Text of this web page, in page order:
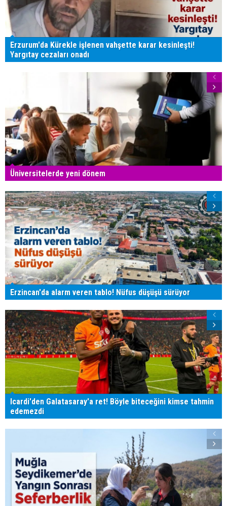
Erzurum'da Kürekle işlenen vahşette karar kesinleşti!
Yargıtay cezaları onadı
Üniversitelerde yeni dönem
Erzincan'da alarm veren tablo! Nüfus düşüşü sürüyor
Icardi'den Galatasaray'a ret! Böyle biteceğini kimse tahmin
edemezdi